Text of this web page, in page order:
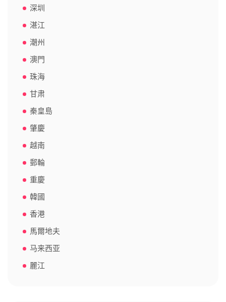
深圳
湛江
潮州
澳門
珠海
甘肃
秦皇島
肇慶
越南
郵輪
重慶
韓國
香港
馬爾地夫
马来西亚
麗江